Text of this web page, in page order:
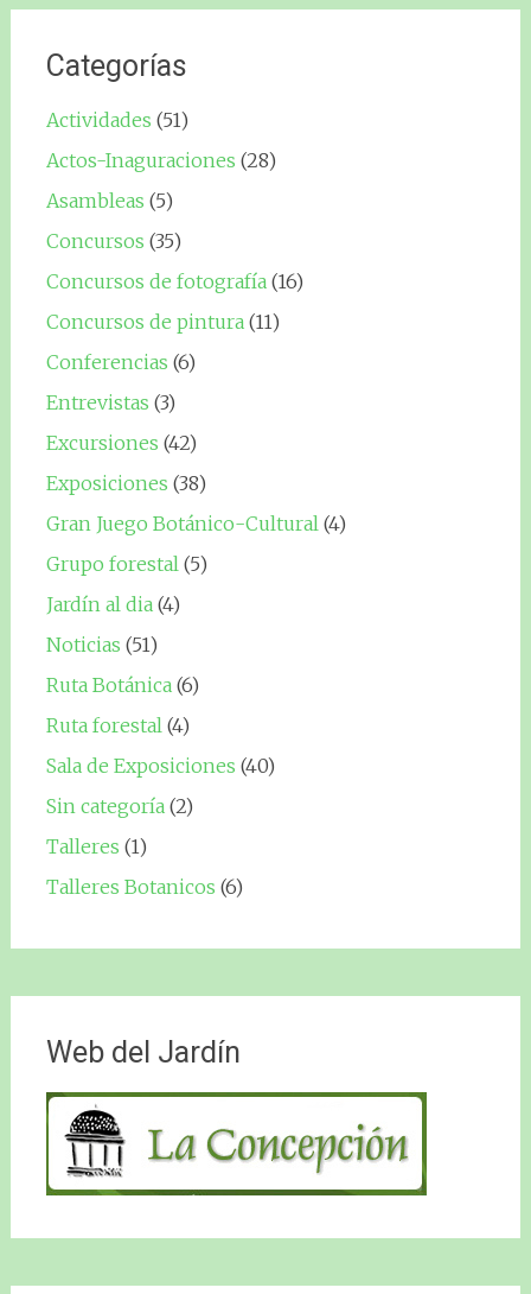
Categorías
Actividades (51)
Actos-Inaguraciones (28)
Asambleas (5)
Concursos (35)
Concursos de fotografía (16)
Concursos de pintura (11)
Conferencias (6)
Entrevistas (3)
Excursiones (42)
Exposiciones (38)
Gran Juego Botánico-Cultural (4)
Grupo forestal (5)
Jardín al dia (4)
Noticias (51)
Ruta Botánica (6)
Ruta forestal (4)
Sala de Exposiciones (40)
Sin categoría (2)
Talleres (1)
Talleres Botanicos (6)
Web del Jardín